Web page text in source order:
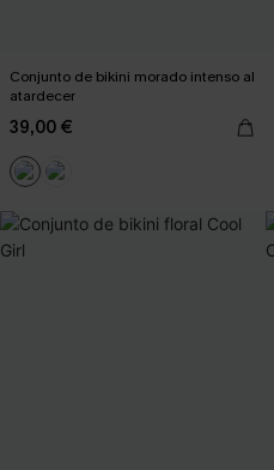
Conjunto de bikini morado intenso al
atardecer
39,00 €